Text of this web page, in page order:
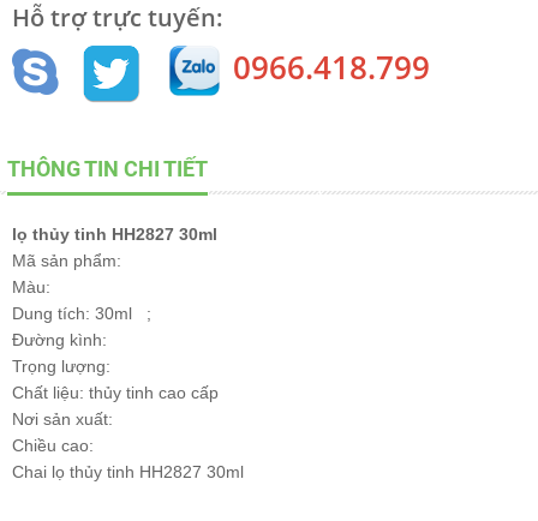
Hỗ trợ trực tuyến:
0966.418.799
THÔNG TIN CHI TIẾT
lọ thủy tinh HH2827 30ml
Mã sản phẩm:
Màu:
Dung tích: 30ml ;
Đường kình:
Trọng lượng:
Chất liệu: thủy tinh cao cấp
Nơi sản xuất:
Chiều cao:
Chai lọ thủy tinh HH2827 30ml